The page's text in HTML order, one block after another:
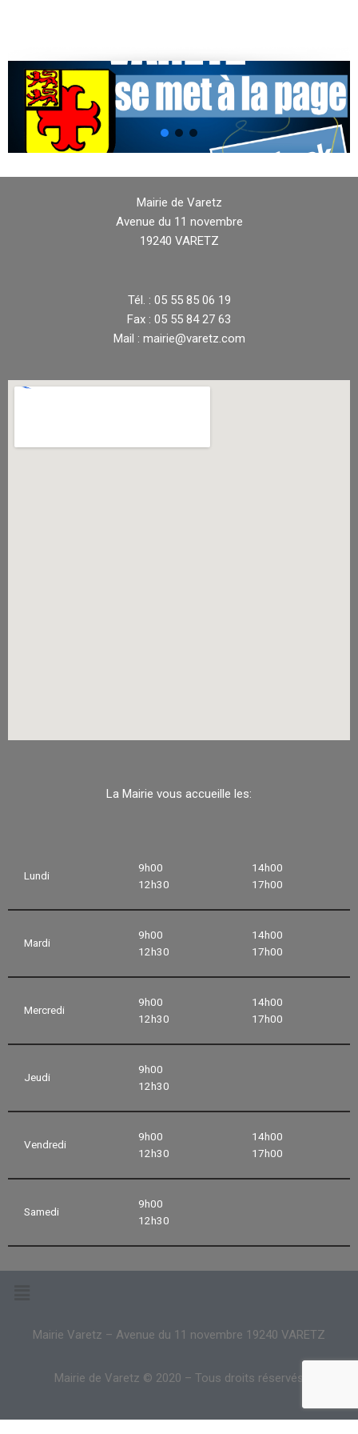
Mairie de Varetz
Avenue du 11 novembre
19240 VARETZ
Tél. : 05 55 85 06 19
Fax : 05 55 84 27 63
Mail : mairie@varetz.com
La Mairie vous accueille les:
Lundi
9h00
12h30
14h00
17h00
Mardi
9h00
12h30
14h00
17h00
Mercredi
9h00
12h30
14h00
17h00
Jeudi
9h00
12h30
Vendredi
9h00
12h30
14h00
17h00
Samedi
9h00
12h30
Mairie Varetz – Avenue du 11 novembre 19240 VARETZ
Mairie de Varetz © 2020 – Tous droits réservés